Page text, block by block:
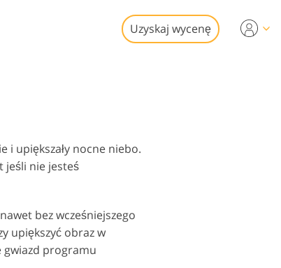
Usługi
Uzyskaj wycenę
i upiększały nocne niebo.
jeśli nie jesteś
bez wcześniejszego
upiększyć obraz w
gwiazd programu